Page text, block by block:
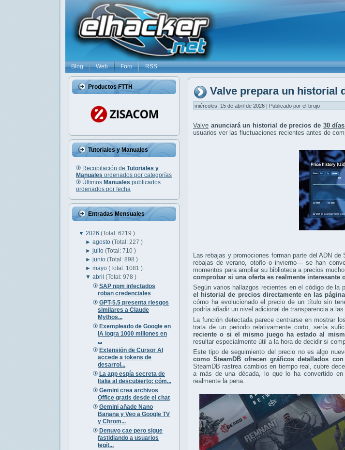
Blog Web Foro RSS
Productos FTTH
Tutoriales y Manuales
Recopilación de Tutoriales y
Manuales ordenados por categorías
Últimos Manuales publicados
ordenados por fecha
Entradas Mensuales
▼ 2026 (Total: 6219 )
►agosto(Total: 227 )
►julio(Total: 710 )
►junio(Total: 898 )
►mayo(Total: 1081 )
▼abril(Total: 978 )
SAP npm infectados
roban credenciales
GPT-5.5 presenta riesgos
similares a Claude
Mythos...
Exempleado de Google en
IA logra 1000 millones en
...
Extensión de Cursor AI
accede a tokens de
desarrol...
La app espía secreta de
Italia al descubierto: cóm...
Gemini crea archivos
Office gratis desde el chat
Gemini añade Nano
Banana y Veo a Google TV
y Chrom...
Denuvo cae pero sigue
fastidiando a usuarios
legít...
Valve prepara un historial
miércoles, 15 de abril de 2026 | Publicado por el-brujo
Valve anunciará un historial de precios de 30 días
usuarios ver las fluctuaciones recientes antes de
Las rebajas y promociones forman parte del ADN
rebajas de verano, otoño o invierno— se han
momentos para ampliar su biblioteca a precios
comprobar si una oferta es realmente
Según varios hallazgos recientes en el código de la
el historial de precios directamente en las
cómo ha evolucionado el precio de un título sin
podría añadir un nivel adicional de transparencia a
La función detectada parece centrarse en mostrar
trata de un periodo relativamente corto, sería
reciente o si el mismo juego ha estado al
resultar especialmente útil a la hora de decidir si
Este tipo de seguimiento del precio no es algo
como SteamDB ofrecen gráficos detallados
SteamDB rastrea cambios en tiempo real, cubre
a más de una década, lo que lo ha convertido en
realmente la pena.